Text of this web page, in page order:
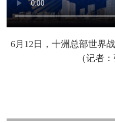
6月12日，十洲总部世界
（记者